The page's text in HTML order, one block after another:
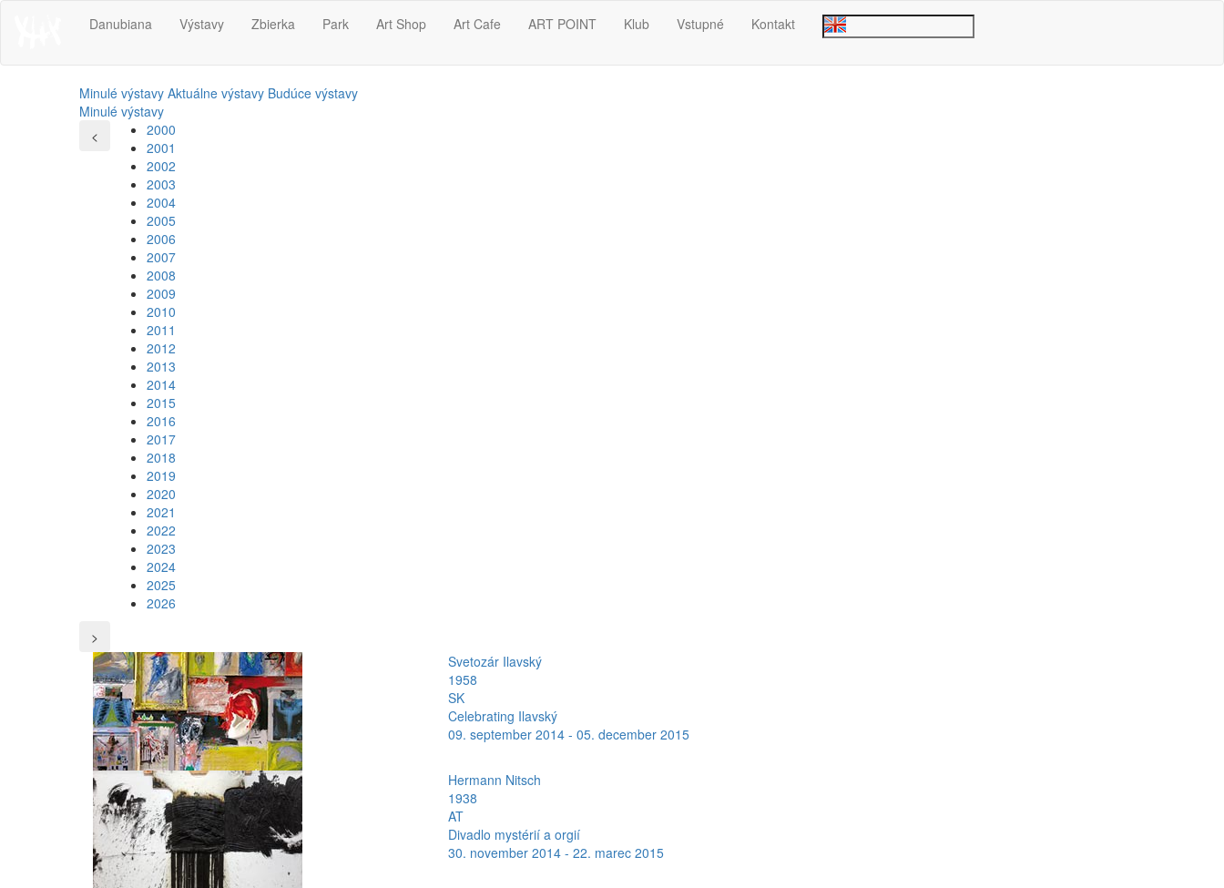
Danubiana Výstavy Zbierka Park Art Shop Art Cafe ART POINT Klub Vstupné Kontakt
Minulé výstavy Aktuálne výstavy Budúce výstavy
Minulé výstavy
<
2000
2001
2002
2003
2004
2005
2006
2007
2008
2009
2010
2011
2012
2013
2014
2015
2016
2017
2018
2019
2020
2021
2022
2023
2024
2025
2026
>
Svetozár Ilavský
1958
SK
Celebrating Ilavský
09. september 2014 - 05. december 2015
Hermann Nitsch
1938
AT
Divadlo mystérií a orgií
30. november 2014 - 22. marec 2015